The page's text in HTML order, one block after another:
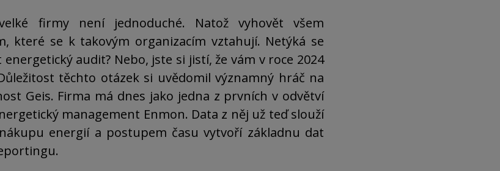
firmy není jednoduché. Natož vyhovět všem
které se k takovým organizacím vztahují. Netýká se
audit? Nebo, jste si jistí, že vám v roce 2024
těchto otázek si uvědomil významný hráč na
Geis. Firma má dnes jako jedna z prvních v odvětví
management Enmon. Data z něj už teď slouží
energií a postupem času vytvoří základnu dat